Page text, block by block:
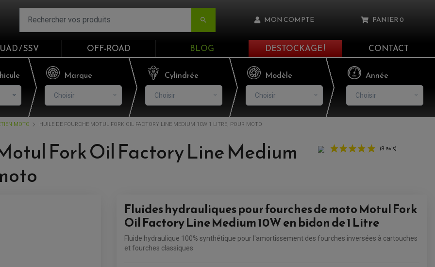
 MON COMPTE
Email
Mot de passe
CONNEXION
PANIER0
Il n'y a aucun produit dans votre panier
VOIR LE PANIER
/ SSV OFF-ROAD BLOG DESTOCKAGE ! CONTACT
Marque
Choisir
Cylindrée
Choisir
Modèle
Choisir
Année
Choisir
MOTO HUILE DE FOURCHE MOTUL FORK OIL FACTORY LINE MEDIUM 10W 1 LITRE, POUR MOTO
Fork Oil Factory Line Medium
Fluides hydrauliques pour fourches de moto Motul Fork
Oil Factory Line Medium 10W en bidon de 1 Litre
Fluide hydraulique 100% synthétique pour l'amortissement des fourches inversées à cartouches
et fourches classiques